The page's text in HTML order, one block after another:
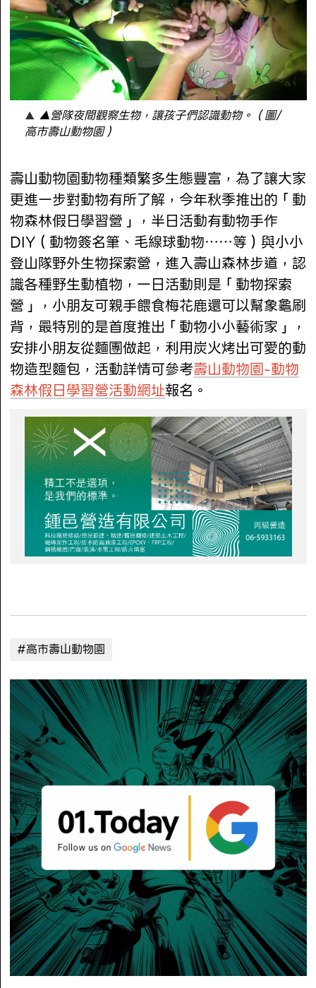
▲營隊夜間觀察生物，讓孩子們認識動物。（圖/
高市壽山動物園）
壽山動物園動物種類繁多生態豐富，為了讓大家
更進一步對動物有所了解，今年秋季推出的「動
物森林假日學習營」，半日活動有動物手作
DIY（動物簽名筆、毛線球動物⋯⋯等）與小小
登山隊野外生物探索營，進入壽山森林步道，認
識各種野生動植物，一日活動則是「動物探索
營」，小朋友可親手餵食梅花鹿還可以幫象龜刷
背，最特別的是首度推出「動物小小藝術家」，
安排小朋友從麵團做起，利用炭火烤出可愛的動
物造型麵包，活動詳情可參考壽山動物園-動物
森林假日學習營活動網址報名。
#高市壽山動物園